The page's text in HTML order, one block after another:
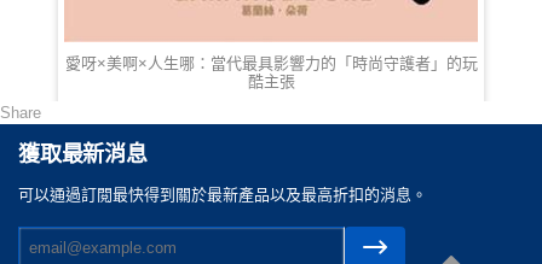
愛呀×美啊×人生哪：當代最具影響力的「時尚守護者」的玩
酷主張
Share
獲取最新消息
可以通過訂閲最快得到關於最新產品以及最高折扣的消息。